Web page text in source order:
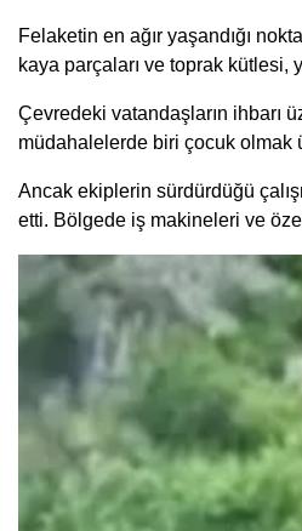
Felaketin en ağır yaşandığı
kaya parçaları ve toprak
Çevredeki vatandaşların ihbarı
müdahalelerde biri çocuk olmak
Ancak ekiplerin sürdürdüğü
etti. Bölgede iş makineleri ve